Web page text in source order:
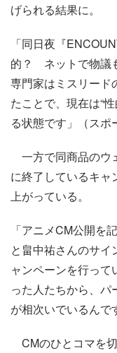
げられる結果に。
「同日夜『
的？ ネットで物議
専門家はミスリード
たことで、現在は“
る状態です」（スポ
一方で同商品のウ
に終了しているキャ
上がっている。
「アニメCM公開を
と畠中祐さんのサイ
ャンペーンを行っ
った人たちから、パ
が相次いでいるんで
CMのひとコマを